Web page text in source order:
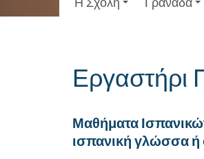
Εργαστήρι
Μαθήματα
ισπανική γλώσσα ή